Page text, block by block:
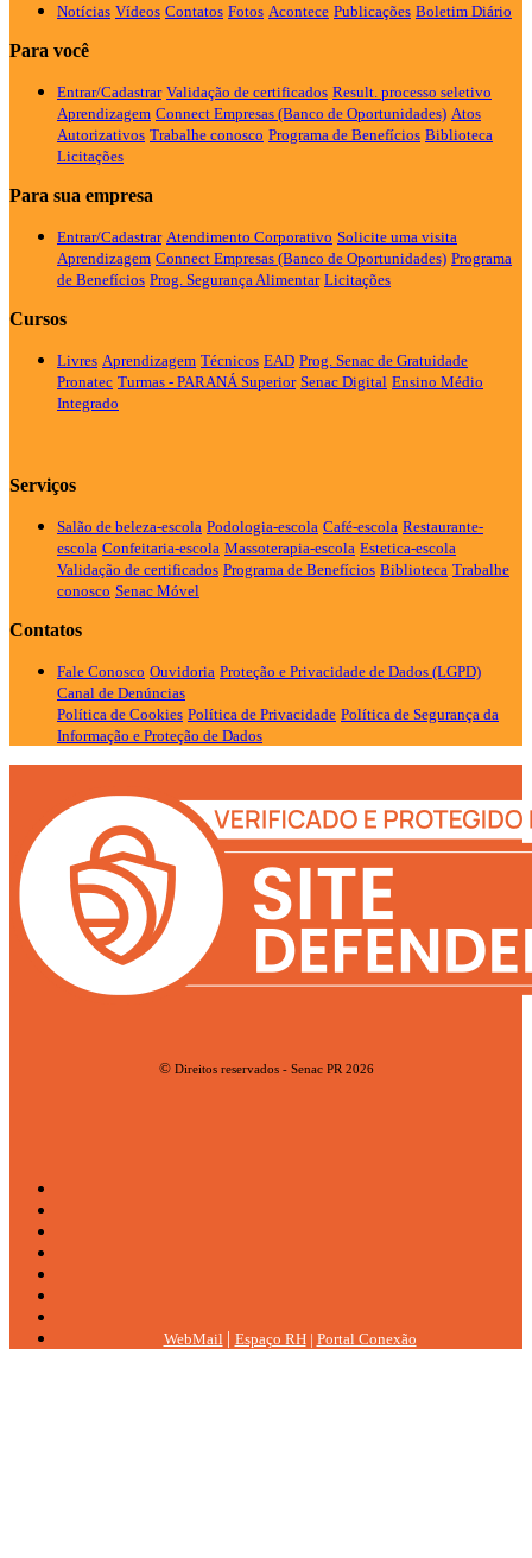
Notícias Vídeos Contatos Fotos Acontece Publicações Boletim Diário
Para você
Entrar/Cadastrar Validação de certificados Result. processo seletivo
Aprendizagem Connect Empresas (Banco de Oportunidades) Atos
Autorizativos Trabalhe conosco Programa de Benefícios Biblioteca
Licitações
Para sua empresa
Entrar/Cadastrar Atendimento Corporativo Solicite uma visita
Aprendizagem Connect Empresas (Banco de Oportunidades) Programa
de Benefícios Prog. Segurança Alimentar Licitações
Cursos
Livres Aprendizagem Técnicos EAD Prog. Senac de Gratuidade
Pronatec Turmas - PARANÁSuperior Senac Digital Ensino Médio
Integrado
Serviços
Salão de beleza-escola Podologia-escola Café-escola Restaurante-
escola Confeitaria-escola Massoterapia-escola Estetica-escola
Validação de certificados Programa de Benefícios Biblioteca Trabalhe
conosco Senac Móvel
Contatos
Fale Conosco Ouvidoria Proteção e Privacidade de Dados (LGPD)
Canal de Denúncias
Política de Cookies Política de Privacidade Política de Segurança da
Informação e Proteção de Dados
© Direitos reservados - Senac PR 2026
WebMail | Espaço RH | Portal Conexão